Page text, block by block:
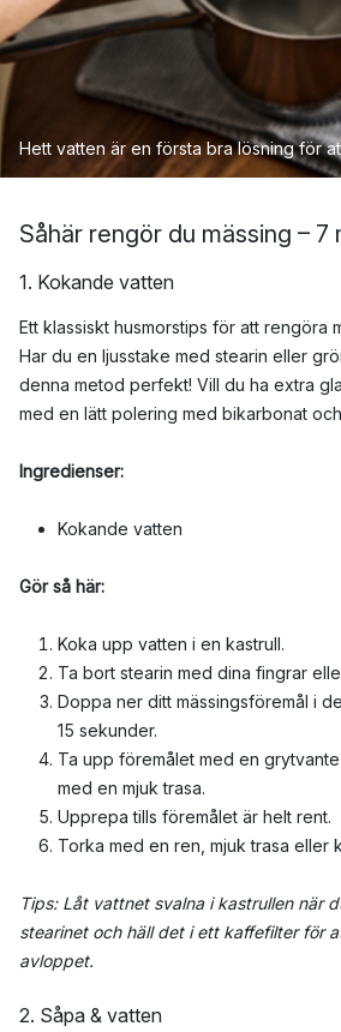
Hett vatten är en första bra lösning för
Såhär rengör du mässing – 7
1. Kokande vatten
Ett klassiskt husmorstips för att rengöra
Har du en ljusstake med stearin eller
denna metod perfekt! Vill du ha extra
med en lätt polering med bikarbonat
Ingredienser:
Kokande vatten
Gör så här:
Koka upp vatten i en kastrull.
Ta bort stearin med dina fingrar
Doppa ner ditt mässingsföremål i
15 sekunder.
Ta upp föremålet med en
med en mjuk trasa.
Upprepa tills föremålet är helt rent.
Torka med en ren, mjuk trasa eller
Tips: Låt vattnet svalna i kastrullen när
stearinet och häll det i ett kaffefilter för
avloppet.
2. Såpa & vatten